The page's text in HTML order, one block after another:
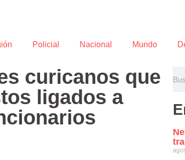
Policial Nacional Mundo
curicanos que
ligados a